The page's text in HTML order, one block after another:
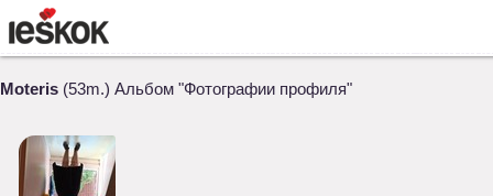
Moteris (53m.) Альбом "Фотографии профиля"